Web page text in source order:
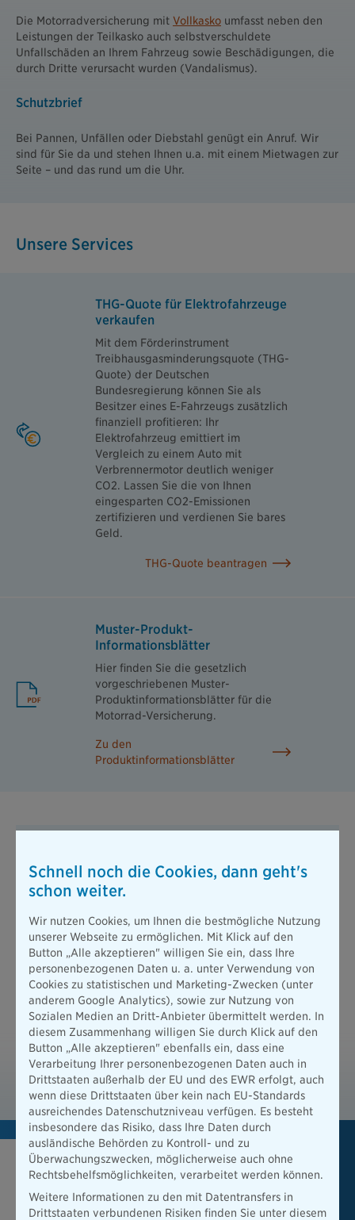
Die Motorradversicherung mit Vollkasko umfasst neben den
Leistungen der Teilkasko auch selbstverschuldete
Unfallschäden an Ihrem Fahrzeug sowie Beschädigungen, die
durch Dritte verursacht wurden (Vandalismus).
Schutzbrief
Bei Pannen, Unfällen oder Diebstahl genügt ein Anruf. Wir
sind für Sie da und stehen Ihnen u.a. mit einem Mietwagen zur
Seite – und das rund um die Uhr.
Unsere Services
THG-Quote für Elektrofahrzeuge
verkaufen
Mit dem Förderinstrument
Treibhausgasminderungsquote (THG-
Quote) der Deutschen
Bundesregierung können Sie als
Besitzer eines E-Fahrzeugs zusätzlich
finanziell profitieren: Ihr
Elektrofahrzeug emittiert im
Vergleich zu einem Auto mit
Verbrennermotor deutlich weniger
CO2. Lassen Sie die von Ihnen
eingesparten CO2-Emissionen
zertifizieren und verdienen Sie bares
Geld.
THG-Quote beantragen
Muster-Produkt-
Informationsblätter
Hier finden Sie die gesetzlich
vorgeschriebenen Muster-
Produktinformationsblätter für die
Motorrad-Versicherung.
Zu den
Produktinformationsblätter
Sie erhalten schnelle Hilfe im Schadenfall mit unserem
T + 49 89 6787-5050
Melden Sie Ihren Kfz-Schaden schnell und einfach per
Telefon.
Downloads
B 250136 Highlightblatt Motoradversicherung
PDF / 599 KB
Motorradversicherung online
abschließen
Schnell noch die Cookies, dann geht's
schon weiter.
Wir nutzen Cookies, um Ihnen die bestmögliche Nutzung
unserer Webseite zu ermöglichen. Mit Klick auf den
Button „Alle akzeptieren" willigen Sie ein, dass Ihre
personenbezogenen Daten u. a. unter Verwendung von
Cookies zu statistischen und Marketing-Zwecken (unter
anderem Google Analytics), sowie zur Nutzung von
Sozialen Medien an Dritt-Anbieter übermittelt werden. In
diesem Zusammenhang willigen Sie durch Klick auf den
Button „Alle akzeptieren" ebenfalls ein, dass eine
Verarbeitung Ihrer personenbezogenen Daten auch in
Drittstaaten außerhalb der EU und des EWR erfolgt, auch
wenn diese Drittstaaten über kein nach EU-Standards
ausreichendes Datenschutzniveau verfügen. Es besteht
insbesondere das Risiko, dass Ihre Daten durch
ausländische Behörden zu Kontroll- und zu
Überwachungszwecken, möglicherweise auch ohne
Rechtsbehelfsmöglichkeiten, verarbeitet werden können.
Weitere Informationen zu den mit Datentransfers in
Drittstaaten verbundenen Risiken finden Sie unter diesem